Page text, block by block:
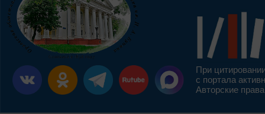
При
с портала
Авторские